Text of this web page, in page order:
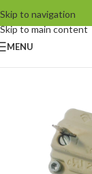
Skip to navigation
Skip to main content
MENU